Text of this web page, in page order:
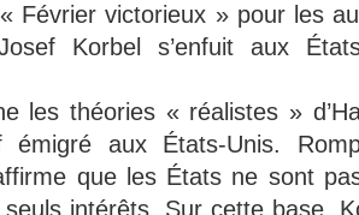
Février victorieux » pour les
Korbel s’enfuit aux
les théories « réalistes »
émigré aux États-Unis.
que les États ne sont
intérêts. Sur cette base,